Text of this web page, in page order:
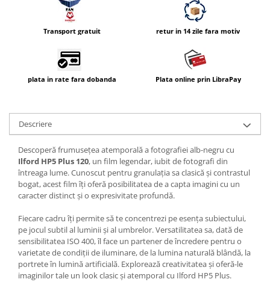
Accesorii diverse
Transport gratuit retur in 14 zile fara motiv
plata in rate fara dobanda Plata online prin LibraPay
Descriere
Descoperă frumusețea atemporală a fotografiei alb-negru cu
Ilford HP5 Plus 120, un film legendar, iubit de fotografi din
întreaga lume. Cunoscut pentru granulația sa clasică și contrastul
bogat, acest film îți oferă posibilitatea de a capta imagini cu un
caracter distinct și o expresivitate profundă.
Fiecare cadru îți permite să te concentrezi pe esența subiectului,
pe jocul subtil al luminii și al umbrelor. Versatilitatea sa, dată de
sensibilitatea ISO 400, îl face un partener de încredere pentru o
varietate de condiții de iluminare, de la lumina naturală blândă, la
portrete în lumină artificială. Explorează creativitatea și oferă-le
imaginilor tale un look clasic și atemporal cu Ilford HP5 Plus.